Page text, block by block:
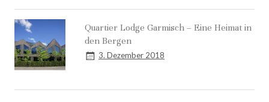
Quartier Lodge Garmisch – Eine Heimat in
den Bergen